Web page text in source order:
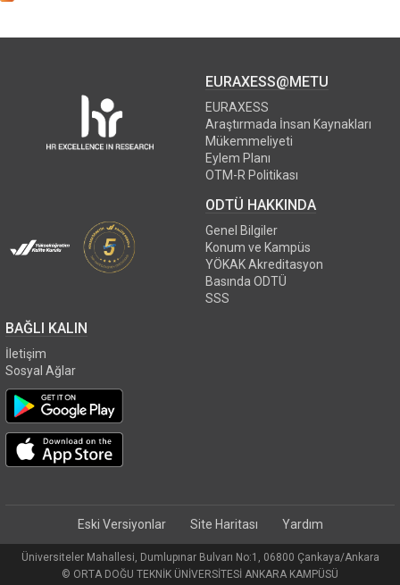
EURAXESS@METU
EURAXESS
Araştırmada İnsan Kaynakları
Mükemmeliyeti
Eylem Planı
OTM-R Politikası
ODTÜ HAKKINDA
Genel Bilgiler
Konum ve Kampüs
YÖKAK Akreditasyon
Basında ODTÜ
SSS
BAĞLI KALIN
İletişim
Sosyal Ağlar
Eski Versiyonlar Site Haritası Yardım
Üniversiteler Mahallesi, Dumlupınar Bulvarı No:1, 06800 Çankaya/Ankara
© ORTA DOĞU TEKNİK ÜNİVERSİTESİ ANKARA KAMPÜSÜ